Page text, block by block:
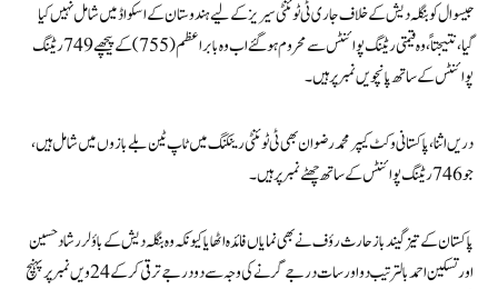
جیسوال کو بنگلہ دیش کے خلاف جاری ٹی ٹوئنٹی سیریز کے لیے ہندوستان کے اسکواڈ میں شامل نہیں کیا
گیا، نتیجتاً، وہ قیمتی ریٹنگ پوائنٹس سے محروم ہو گئے اب وہ بابر اعظم (755) کے پیچھے 749 ریٹنگ
پوائنٹس کے ساتھ پانچویں نمبر پر ہیں۔
دریں اثنا، پاکستانی وکٹ کیپر محمد رضوان بھی ٹی ٹوئنٹی رینکنگ میں ٹاپ ٹین بلے بازوں میں شامل ہیں،
جو 746 ریٹنگ پوائنٹس کے ساتھ چھٹے نمبر پر ہیں۔
پاکستان کے تیز گیند باز حارث رؤف نے بھی نمایاں فائدہ اٹھایا کیونکہ وہ بنگلہ دیش کے باؤلر رشاد حسین
اور تسکین احمد بالترتیب دو اور سات درجے گرنے کی وجہ سے دو درجے ترقی کرکے 24 ویں نمبر پر پہنچ